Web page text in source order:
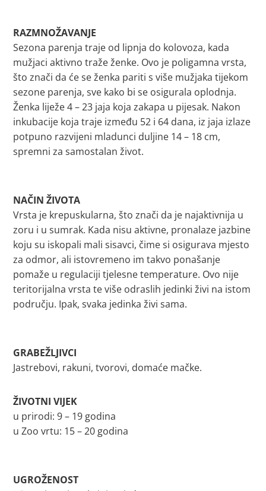
RAZMNOŽAVANJE
Sezona parenja traje od lipnja do kolovoza, kada
mužjaci aktivno traže ženke. Ovo je poligamna vrsta,
što znači da će se ženka pariti s više mužjaka tijekom
sezone parenja, sve kako bi se osigurala oplodnja.
Ženka liježe 4 – 23 jaja koja zakapa u pijesak. Nakon
inkubacije koja traje između 52 i 64 dana, iz jaja izlaze
potpuno razvijeni mladunci duljine 14 – 18 cm,
spremni za samostalan život.
NAČIN ŽIVOTA
Vrsta je krepuskularna, što znači da je najaktivnija u
zoru i u sumrak. Kada nisu aktivne, pronalaze jazbine
koju su iskopali mali sisavci, čime si osigurava mjesto
za odmor, ali istovremeno im takvo ponašanje
pomaže u regulaciji tjelesne temperature. Ovo nije
teritorijalna vrsta te više odraslih jedinki živi na istom
području. Ipak, svaka jedinka živi sama.
GRABEŽLJIVCI
Jastrebovi, rakuni, tvorovi, domaće mačke.
ŽIVOTNI VIJEK
u prirodi: 9 – 19 godina
u Zoo vrtu: 15 – 20 godina
UGROŽENOST